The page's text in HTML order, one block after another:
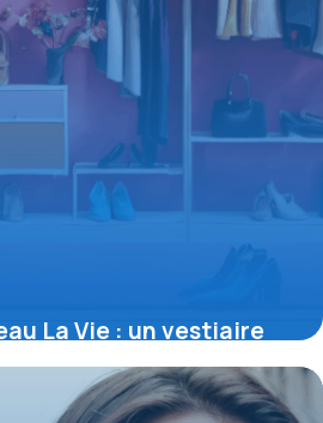
La Vie : un vestiaire
pour toutes